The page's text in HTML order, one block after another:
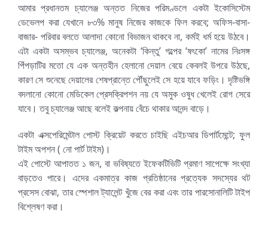
আমার প্রধানতম চ্যালেঞ্জ অন্তত নিজের পরিমণ্ডলে একটা ইকোসিস্টেম
ডেভেলপ করা যেখানে ৮৩% মানুষ নিজের কাজকে ফিল করবে; অফিস-বাসা-
বাজার- পরিবার বলতে আলাদা কোনো বিভাজন থাকবে না, কর্মই ধর্ম হয়ে উঠবে।
এটা একটা অসম্ভব চ্যালেঞ্জ, অনেকটা ‘কিন্তু’ গল্পের ‘ষৎকো’ নামের নিঃসঙ্গ
পিঁপড়াটির মতো যে এক অন্তহীন হেলানো দেয়াল বেয়ে কেবলই উপরে উঠছে,
কারণ সে শুনেছে দেয়ালের শেষপ্রান্তে পৌঁছুলেই সে হয়ে যাবে ফড়িং। দৃষ্টিভঙ্গি
বদলানো কোনো মেডিকেল প্রেসক্রিপশন নয় যে অমুক ওষুধ খেলেই রোগ সেরে
যাবে। তবু চ্যালেঞ্জ আছে বলেই কল্পনায় বেঁচে থাকার আনন্দ বাড়ে।
একটা এক্সপেরিমেন্টাল পোস্ট ক্রিয়েট করতে চাইছি এইচআর ডিপার্টমেন্টে; ফুল
টাইম অপশন ( নো পার্ট টাইম)।
এই পোস্টে আপাতত ১ জন, বা ভবিষ্যতে ইফেকটিভিটি প্রমাণ সাপেক্ষে সংখ্যা
বাড়তেও পারে। এদের একমাত্র কাজ প্রতিষ্ঠানের প্রত্যেক সদস্যের থট
প্রসেস বোঝা, তার স্পেশাল ট্যালেন্ট খুঁজে বের করা এবং তার পারসোনালিটি টাইপ
বিশ্লেষণ করা।